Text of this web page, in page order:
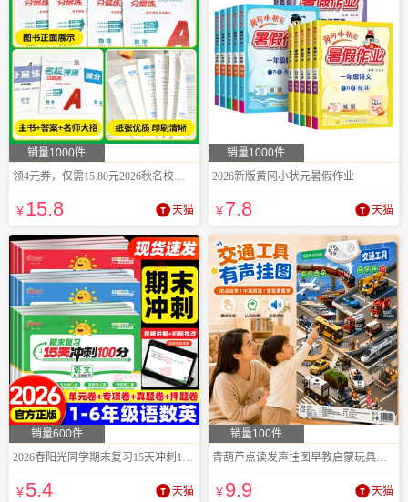
销量1000件
领4元券，仅需15.80元2026秋名校课堂练习册
¥15.8 天猫
销量1000件
2026新版黄冈小状元暑假作业
¥7.8 天猫
销量600件
2026春阳光同学期末复习15天冲刺100分
¥5.4 天猫
销量100件
青葫芦点读发声挂图早教启蒙玩具墙贴
¥9.9 天猫